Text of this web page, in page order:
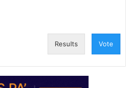
Results Vote